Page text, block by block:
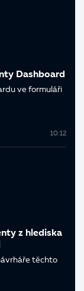
Dashboard
ve formuláři
10:12
z hlediska
těchto